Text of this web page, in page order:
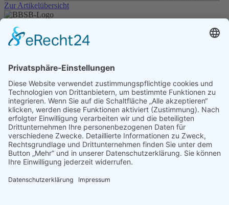
Zur Artikelübersicht
Unser Angebot
Shop
Datenschutz
Kontakt
Transparenzerklärung
BBSB-Inform: täglich aktualisierte Infos
für sehbehinderte und blinde Menschen
Anmeldung Newsletter BBSB-Inform
Unser Newsletter für Unterstützer